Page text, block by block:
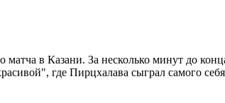
в Казани. За несколько минут до
где Пирцхалава сыграл самого